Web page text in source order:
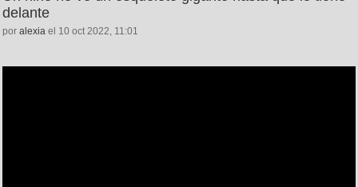
delante
por alexia el 10 oct 2022, 11:01